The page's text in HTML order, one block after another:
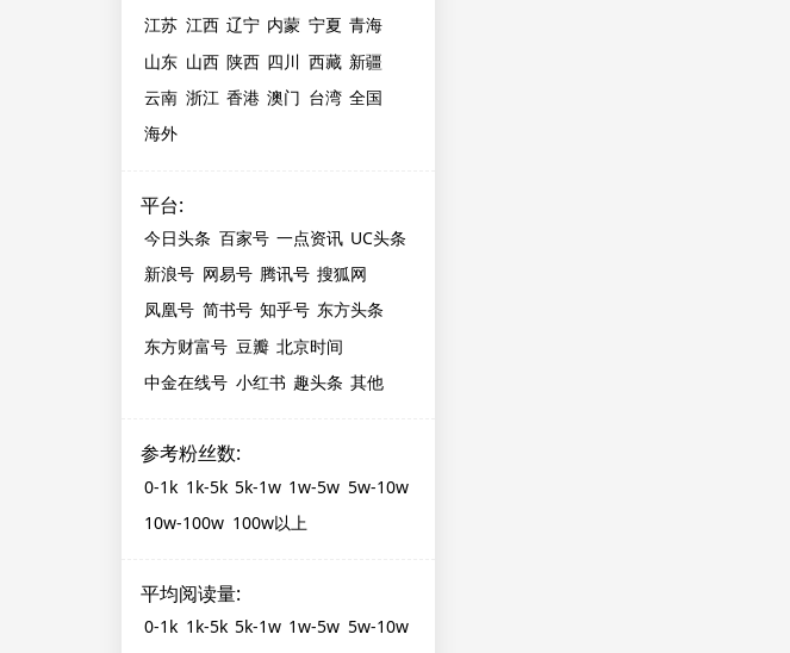
江苏 江西 辽宁 内蒙 宁夏 青海
山东 山西 陕西 四川 西藏 新疆
云南 浙江 香港 澳门 台湾 全国
海外
平台:
今日头条 百家号 一点资讯 UC头条
新浪号 网易号 腾讯号 搜狐网
凤凰号 简书号 知乎号 东方头条
东方财富号 豆瓣 北京时间
中金在线号 小红书 趣头条 其他
参考粉丝数:
0-1k 1k-5k 5k-1w 1w-5w 5w-10w
10w-100w 100w以上
平均阅读量:
0-1k 1k-5k 5k-1w 1w-5w 5w-10w